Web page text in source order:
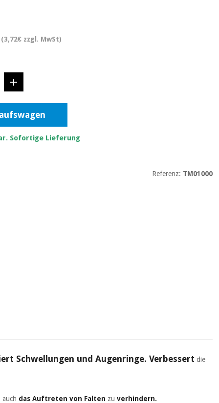
(3,72€ zzgl. MwSt)
Sofortige Lieferung
Referenz: TM01000
Schwellungen und Augenringe. Verbessert die
auch das Auftreten von Falten zuverhindern.